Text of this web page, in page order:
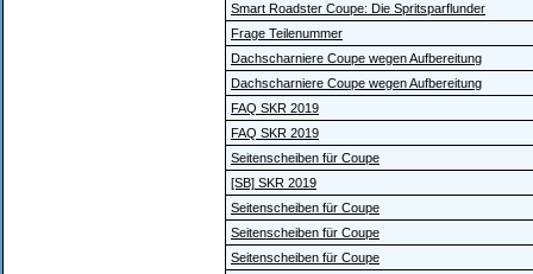
Smart Roadster Coupe: Die Spritsparflunder
Frage Teilenummer
Dachscharniere Coupe wegen Aufbereitung
Dachscharniere Coupe wegen Aufbereitung
FAQ SKR 2019
FAQ SKR 2019
Seitenscheiben für Coupe
[SB] SKR 2019
Seitenscheiben für Coupe
Seitenscheiben für Coupe
Seitenscheiben für Coupe